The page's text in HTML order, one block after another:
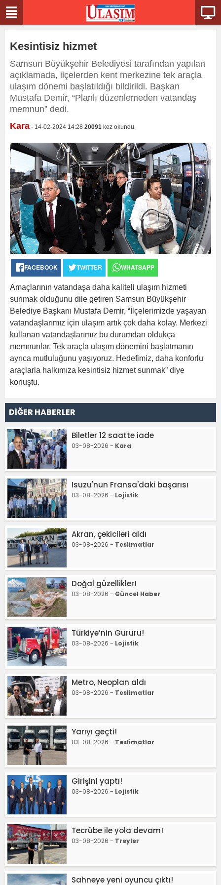
Kesintisiz hizmet
Samsun Büyükşehir Belediyesi tarafından yapılan
açıklamada, ilçelerden kent merkezine tek araçla
ulaşım dönemi başlatıldığı bildirildi. Başkan
Mustafa Demir, “Planlı düzenlemeden vatandaş
memnun” dedi.
Kara - 14-02-2024 14:28 20091 kez okundu.
FACEBOOK TWITTER WHATSAPP
Amaçlarının vatandaşa daha kaliteli ulaşım hizmeti
sunmak olduğunu dile getiren Samsun Büyükşehir
Belediye Başkanı Mustafa Demir, “İlçelerimizde yaşayan
vatandaşlarımız için ulaşım artık çok daha kolay. Merkezi
kullanan vatandaşlarımız bu durumdan oldukça
memnunlar. Tek araçla ulaşım dönemini başlatmanın
ayrıca mutluluğunu yaşıyoruz. Hedefimiz, daha konforlu
araçlarla halkımıza kesintisiz hizmet sunmak” diye
konuştu.
DİĞER HABERLER
Biletler 12 saatte iade
03-08-2026 - Kara
Isuzu'nun Fransa'daki başarısı
03-08-2026 - Lojistik
Akran, çekicileri aldı
03-08-2026 - Teslimatlar
Doğal güzellikler!
03-08-2026 - Güncel Haber
Türkiye’nin Gururu!
03-08-2026 - Lojistik
Metro, Neoplan aldı
03-08-2026 - Teslimatlar
Yarıyı geçti!
03-08-2026 - Teslimatlar
Girişini yaptı!
03-08-2026 - Lojistik
Tecrübe ile yola devam!
03-08-2026 - Treyler
Sahneye yeni oyuncu çıktı!